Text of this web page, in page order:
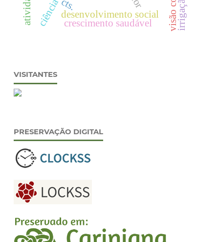
desenvolvimento social
crescimento saudável
cts.
ciência
VISITANTES
PRESERVAÇÃO DIGITAL